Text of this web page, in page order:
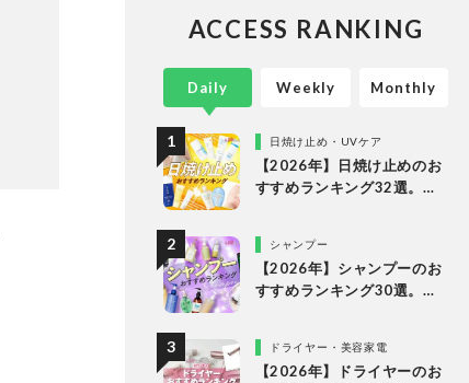
ACCESS RANKING
Daily
日焼け止め・UVケア
【2026年】日焼け止めのお
すすめランキング32選。
どの人気商品を徹底比較
シャンプー
【2026年】シャンプーのお
すすめランキング30選。ド
ドライヤー・美容家電
【2026年】ドライヤーのお
Weekly Monthly